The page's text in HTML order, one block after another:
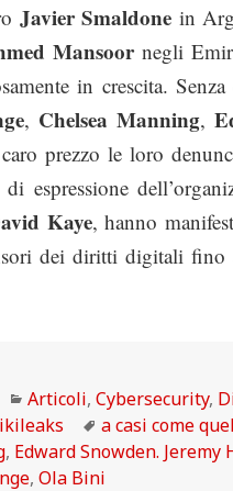
Javier Smaldone in
Mansoornegli
in crescita. Senza
, Chelsea Manning,
prezzo le loro
Kaye, hanno
dei diritti digitali fino
Sotto attacco i
Categorie
Articoli,Cybersecurity,
Tag
a casi come
, Edward Snowden. Jeremy
,Ola Bini